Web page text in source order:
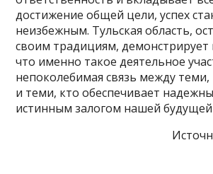
достижение общей цели, успех
неизбежным. Тульская область,
своим традициям, демонстрирует
что именно такое деятельное
непоколебимая связь между
и теми, кто обеспечивает
истинным залогом нашей